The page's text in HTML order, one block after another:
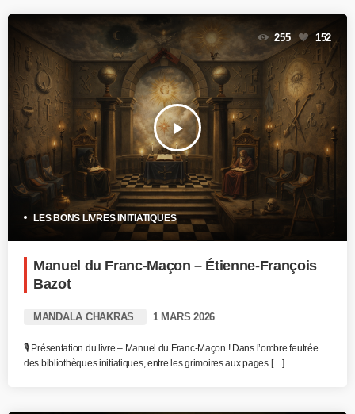
play_arrow
255 152
LES BONS LIVRES INITIATIQUES
Manuel du Franc-Maçon – Étienne-François
Bazot
MANDALA CHAKRAS 1 MARS 2026
🎙️ Présentation du livre – Manuel du Franc-Maçon ! Dans l’ombre feutrée
des bibliothèques initiatiques, entre les grimoires aux pages […]